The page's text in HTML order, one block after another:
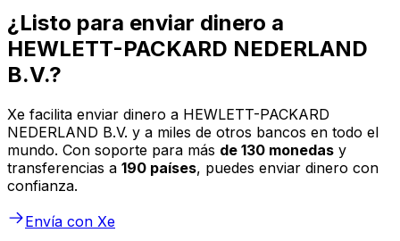
¿Listo para enviar dinero a
HEWLETT-PACKARD NEDERLAND
B.V.?
Xe facilita enviar dinero a HEWLETT-PACKARD
NEDERLAND B.V. y a miles de otros bancos en todo el
mundo. Con soporte para más de 130 monedas y
transferencias a 190 países, puedes enviar dinero con
confianza.
Envía con Xe